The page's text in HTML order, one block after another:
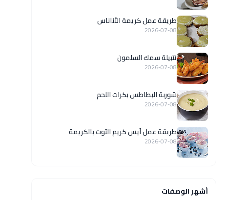
طريقة عمل كريمة الأناناس
2026-07-08
تتبيلة سمك السلمون
2026-07-08
شوربة البطاطس بكرات اللحم
2026-07-08
طريقة عمل آيس كريم التوت بالكريمة
2026-07-08
أشهر الوصفات